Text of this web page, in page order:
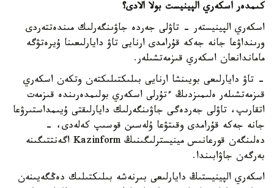
كىمدەر اسكەري الپينيست بولا الادى؟
اسكەري الپينيستەر - تاۋلى جەردە جاۋىنگەرلىك مىندەتتەردى
ورىنداۋعا جانە جەكە قۇرامدى ارنايى تاۋ دايارلىعىنا ۇيرەتۋگە
ماماندانعان اسكەري قىزمەتشىلەر.
- تاۋ دايارلىعى بويىنشا ارنايى بىلىكتىلىكتەن وتكەن اسكەري
قىزمەتشىلەر ەلىمىزدىڭ ءتۇرلى اسكەري بولىمدەرىندە قىزمەت
اتقارىپ، تاۋلى جەردەگى جاۋىنگەرلىك دايارلىقتى ۇيىمداستىرۋعا
جانە جەكە قۇرامدى وقىتۋعا ۇلەسىن قوسىپ كەلەدى، -
دەلىنگەن قورعانىس مينيسترلىگىنىڭ Kazinform اگەنتتىگىنە
بەرگەن جاۋابىندا.
اسكەري الپينيستىڭ دايارلىعى بىرنەشە بىلىكتىلىك دەڭگەيىنەن